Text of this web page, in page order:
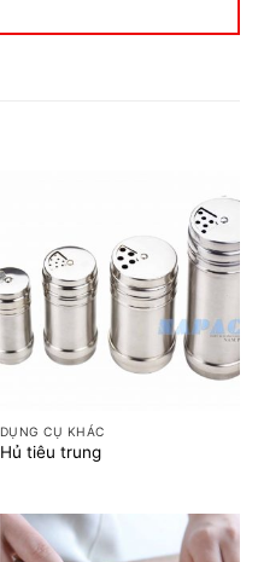
DỤNG CỤ KHÁC
Hủ tiêu trung